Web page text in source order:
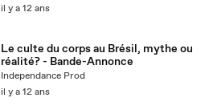
il y a 12 ans
Le culte du corps au Brésil, mythe ou
réalité? - Bande-Annonce
Independance Prod
il y a 12 ans